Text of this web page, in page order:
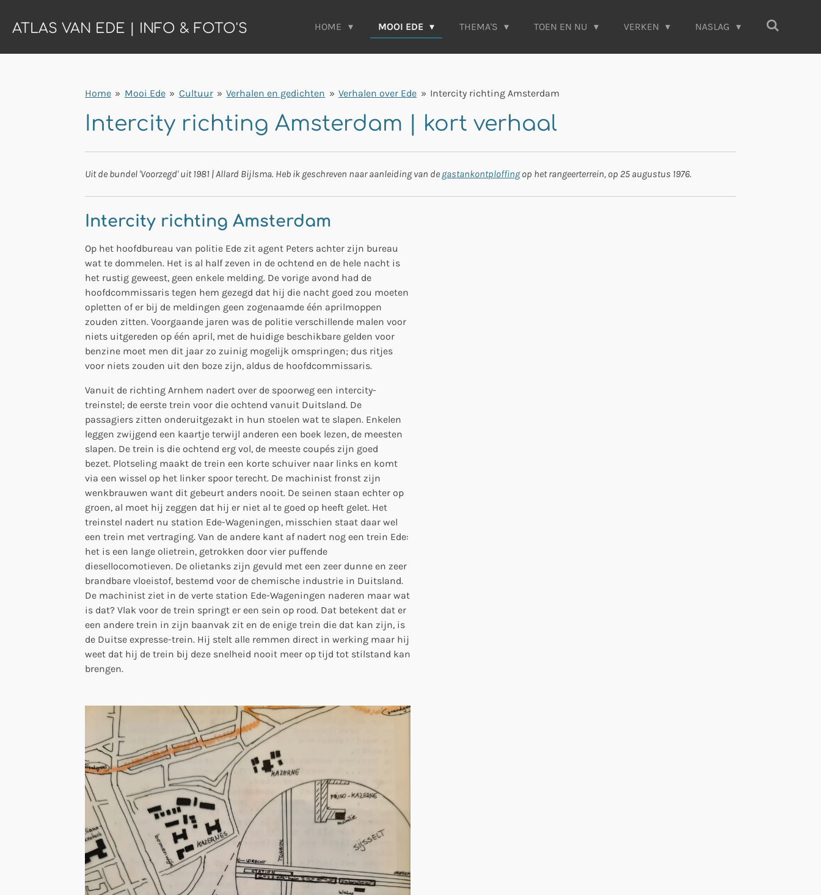
direct
de
ATLAS VAN EDE | INFO & FOTO'S HOME MOOI EDE THEMA'S TOEN EN NU VERKEN NASLAG
Home » Mooi Ede » Cultuur » Verhalen en gedichten » Verhalen over Ede » Intercity richting Amsterdam
Intercity richting Amsterdam | kort verhaal
Uit de bundel 'Voorzegd' uit 1981 | Allard Bijlsma. Heb ik geschreven naar aanleiding van de gastankontploffingop het rangeerterrein, op 25 augustus 1976.
Intercity richting Amsterdam
Op het hoofdbureau van politie Ede zit agent Peters achter zijn bureau
wat te dommelen. Het is al half zeven in de ochtend en de hele nacht is
het rustig geweest, geen enkele melding. De vorige avond had de
hoofdcommissaris tegen hem gezegd dat hij die nacht goed zou moeten
opletten of er bij de meldingen geen zogenaamde één aprilmoppen
zouden zitten. Voorgaande jaren was de politie verschillende malen voor
niets uitgereden op één april, met de huidige beschikbare gelden voor
benzine moet men dit jaar zo zuinig mogelijk omspringen; dus ritjes
voor niets zouden uit den boze zijn, aldus de hoofdcommissaris.
Vanuit de richting Arnhem nadert over de spoorweg een intercity-
treinstel; de eerste trein voor die ochtend vanuit Duitsland. De
passagiers zitten onderuitgezakt in hun stoelen wat te slapen. Enkelen
leggen zwijgend een kaartje terwijl anderen een boek lezen, de meesten
slapen. De trein is die ochtend erg vol, de meeste coupés zijn goed
bezet. Plotseling maakt de trein een korte schuiver naar links en komt
via een wissel op het linker spoor terecht. De machinist fronst zijn
wenkbrauwen want dit gebeurt anders nooit. De seinen staan echter op
groen, al moet hij zeggen dat hij er niet al te goed op heeft gelet. Het
treinstel nadert nu station Ede-Wageningen, misschien staat daar wel
een trein met vertraging. Van de andere kant af nadert nog een trein Ede:
het is een lange olietrein, getrokken door vier puffende
diesellocomotieven. De olietanks zijn gevuld met een zeer dunne en zeer
brandbare vloeistof, bestemd voor de chemische industrie in Duitsland.
De machinist ziet in de verte station Ede-Wageningen naderen maar wat
is dat? Vlak voor de trein springt er een sein op rood. Dat betekent dat er
een andere trein in zijn baanvak zit en de enige trein die dat kan zijn, is
de Duitse expresse-trein. Hij stelt alle remmen direct in werking maar hij
weet dat hij de trein bij deze snelheid nooit meer op tijd tot stilstand kan
brengen.